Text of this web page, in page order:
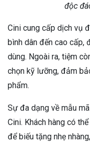
độc
Cini cung cấp dịch vụ
bình dân đến cao cấp,
dùng. Ngoài ra, tiệm
chọn kỹ lưỡng, đảm
phẩm.
Sự đa dạng về mẫu
Cini. Khách hàng có
để biếu tặng nhẹ